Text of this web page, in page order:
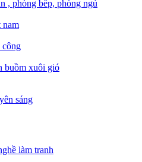
, phòng bếp, phòng ngủ
nam
công
buồm xuôi gió
sáng